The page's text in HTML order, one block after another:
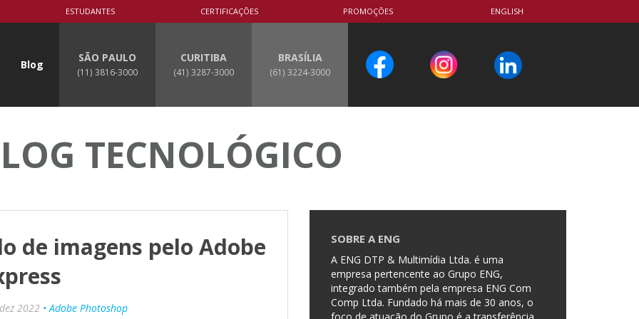
ESTUDANTES CERTIFICAÇÕES PROMOÇÕES ENGLISH
Blog
SÃO PAULO
(11) 3816-3000
CURITIBA
(41) 3287-3000
BRASÍLIA
(61) 3224-3000
TECNOLÓGICO
de imagens pelo Adobe
2022 • Adobe Photoshop
SOBRE A ENG
A ENG DTP & Multimídia Ltda. é uma
empresa pertencente ao Grupo ENG,
integrado também pela empresa ENG Com
Comp Ltda. Fundado há mais de 30 anos, o